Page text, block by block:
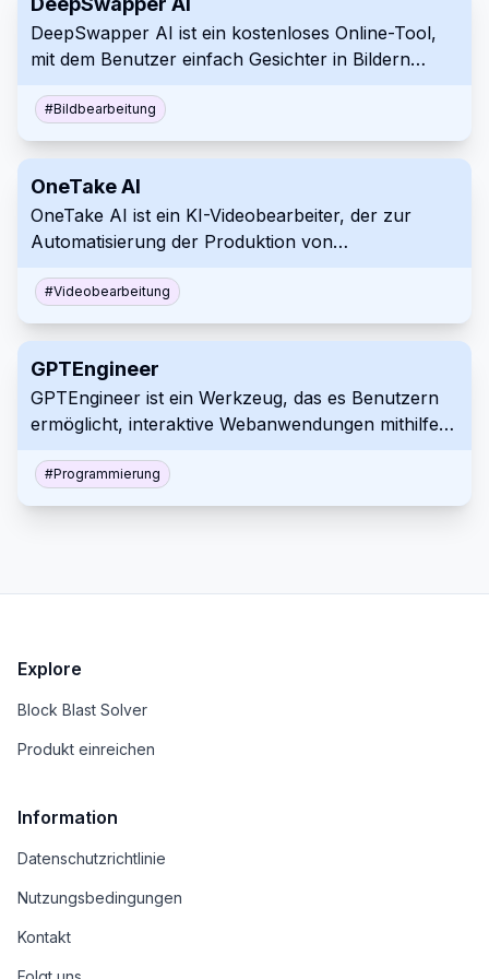
professioneller Video-Thumbnails zu vereinfachen
und zu beschleunigen.
DeepSwapper AI ist ein kostenloses Online-Tool,
mit dem Benutzer einfach Gesichter in Bildern
Nutzung und liefert qualitativ hochwertige,
realistische Ergebnisse ohne Wasserzeichen oder
hochgeladenen Bilder.
#Bildbearbeitung
OneTake AI
OneTake AI ist ein KI-Videobearbeiter, der zur
Automatisierung der Produktion von
Rohmaterial mithilfe eines einfachen Prozesses in
professionell bearbeitete Videos mit Titeln,
OneTake AI, um schnell professionelle Videoinhalte
für verschiedene Plattformen zu erstellen.
#Videobearbeitung
GPTEngineer
GPTEngineer ist ein Werkzeug, das es Benutzern
ermöglicht, interaktive Webanwendungen mithilfe
unterstützt schnelles Prototyping und beinhaltet
eine integrierte Versionskontrolle. Benutzer
#Programmierung
Explore
Block Blast Solver
Produkt einreichen
Information
Datenschutzrichtlinie
Nutzungsbedingungen
Kontakt